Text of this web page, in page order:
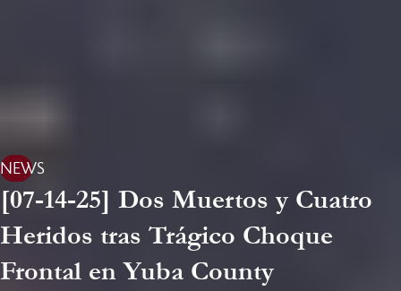
NEWS
[07-14-25] Dos Muertos y Cuatro
Heridos tras Trágico Choque
Frontal en Yuba County